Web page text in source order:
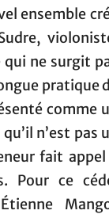
ensemble
qui ne surgit
pratique
comme
n’est pas
fait appel
Pour ce